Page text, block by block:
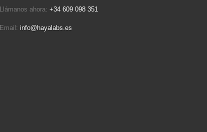
Llámanos ahora: +34 609 098 351
Email: info@hayalabs.es